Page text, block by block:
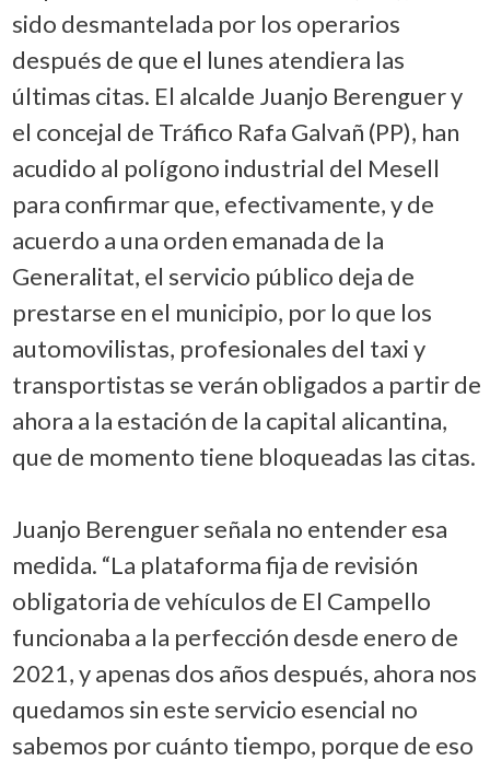
sido desmantelada por los operarios
después de que el lunes atendiera las
últimas citas. El alcalde Juanjo Berenguer y
el concejal de Tráfico Rafa Galvañ (PP), han
acudido al polígono industrial del Mesell
para confirmar que, efectivamente, y de
acuerdo a una orden emanada de la
Generalitat, el servicio público deja de
prestarse en el municipio, por lo que los
automovilistas, profesionales del taxi y
transportistas se verán obligados a partir de
ahora a la estación de la capital alicantina,
que de momento tiene bloqueadas las citas.
Juanjo Berenguer señala no entender esa
medida. “La plataforma fija de revisión
obligatoria de vehículos de El Campello
funcionaba a la perfección desde enero de
2021, y apenas dos años después, ahora nos
quedamos sin este servicio esencial no
sabemos por cuánto tiempo, porque de eso